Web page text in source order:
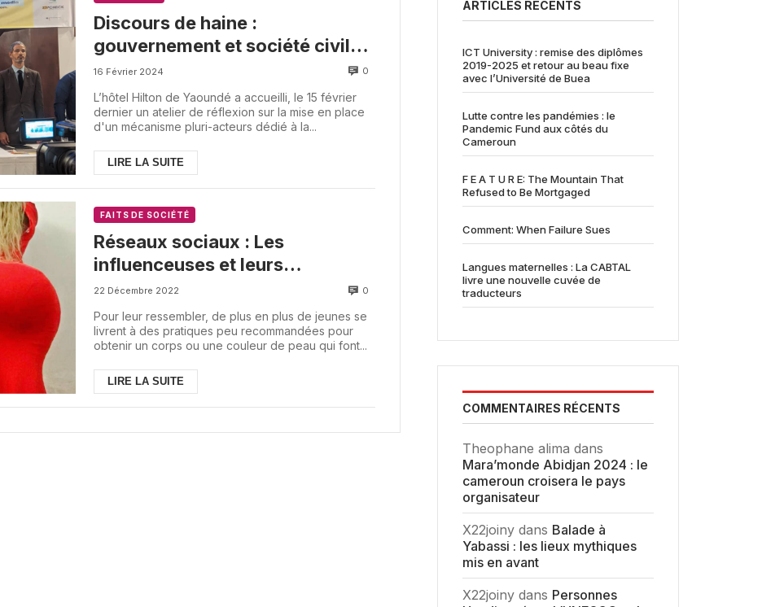
Discours de haine :
gouvernement et société civile,
pour un Cameroun sans haine
16 Février 2024 0
L’hôtel Hilton de Yaoundé a accueilli, le 15 février
dernier un atelier de réflexion sur la mise en place
d'un mécanisme pluri-acteurs dédié à la...
LIRE LA SUITE
FAITS DE SOCIÉTÉ
Réseaux sociaux : Les
influenceuses et leurs
mauvaises leçons
22 Décembre 2022 0
Pour leur ressembler, de plus en plus de jeunes se
livrent à des pratiques peu recommandées pour
obtenir un corps ou une couleur de peau qui font...
LIRE LA SUITE
ARTICLES RÉCENTS
ICT University : remise des diplômes
2019-2025 et retour au beau fixe
avec l’Université de Buea
Lutte contre les pandémies : le
Pandemic Fund aux côtés du
Cameroun
F E A T U R E: The Mountain That
Refused to Be Mortgaged
Comment: When Failure Sues
Langues maternelles : La CABTAL
livre une nouvelle cuvée de
traducteurs
COMMENTAIRES RÉCENTS
Theophane alima dans
Mara’monde Abidjan 2024 : le
cameroun croisera le pays
organisateur
X22joiny dans Balade à
Yabassi : les lieux mythiques
mis en avant
X22joiny dans Personnes